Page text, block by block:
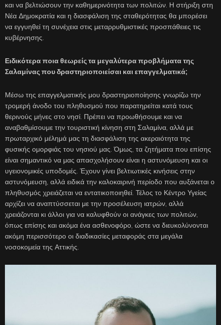
και να βελτιώσουν την καθημερινότητα των πολιτών. Η στήριξη στη
Νέα Δημοκρατία και η διασφάλιση της σταθερότητας θα μπορέσει
να εγγυηθεί τη συνέχεια στις μεταρρυθμιστικές προσπάθειες τις
κυβέρνησης.
Ειδικότερα ποια θεωρείς τα μεγαλύτερα προβλήματα της
Σαλαμίνας που δραστηριοποιείσαι και επαγγελματικά;
Μέσω της επαγγελματικής μου δραστηριοποίησης γνωρίζω την
τρομερή άνοδο του πληθυσμού που παρατηρείται κατά τους
θερινούς μήνες στο νησί. Πρέπει να προωθήσουμε και να
αναβαθμίσουμε την τουριστική κίνηση στη Σαλαμίνα, αλλά με
πρωταρχικό μέλημά μας τη διασφάλιση της ακεραιότητα της
φυσικής ομορφιάς του νησιού μας. Όμως, τα ζητήματα που επίσης
είναι σημαντικό να μας απασχολήσουν είναι η αστυνόμευση και οι
υγειονομικές υποδομές. Έχουν γίνει βελτιωτικές κινήσεις στην
αστυνόμευση, αλλά ειδικά την καλοκαιρινή περίοδο που αυξάνεται ο
πληθυσμός χρειάζεται να εντατικοποιηθεί. Τέλος το Κέντρο Υγείας
αρχίζει να αναπτύσσεται με την προσέλευση ιατρών, αλλά
χρειάζονται κι άλλοι για να καλυφθούν οι ανάγκες των πολιτών,
όπως επίσης και ακόμα ένα ασθενοφόρο, ώστε να διευκολύνονται
ακόμη περισσότερο οι διαδικασίες μεταφοράς στα μεγάλα
νοσοκομεία της Αττικής.